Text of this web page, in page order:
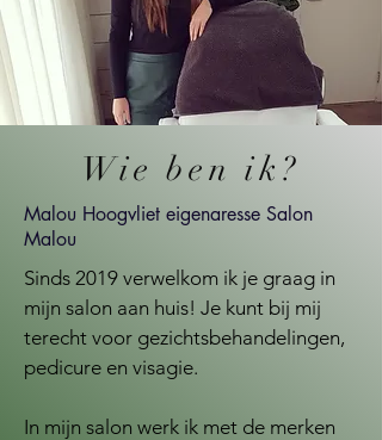
Wie ben ik?
Malou Hoogvliet eigenaresse Salon
Malou
Sinds 2019 verwelkom ik je graag in
mijn salon aan huis! Je kunt bij mij
terecht voor gezichtsbehandelingen,
pedicure en visagie.
In mijn salon werk ik met de merken